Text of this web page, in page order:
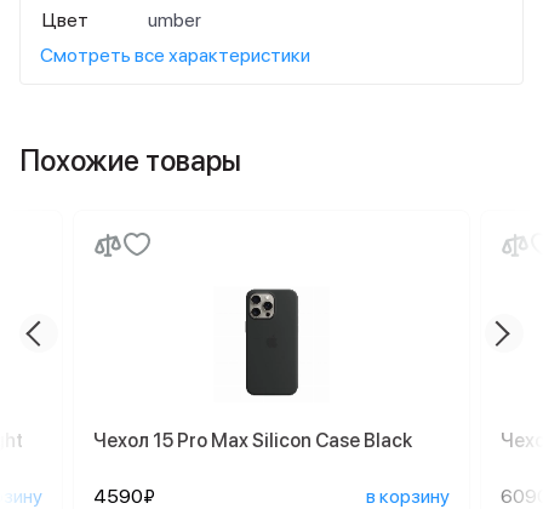
Цвет
umber
Смотреть все характеристики
Похожие товары
Чехол 15 Pro Max Silicon Case Black
4590₽ в корзину